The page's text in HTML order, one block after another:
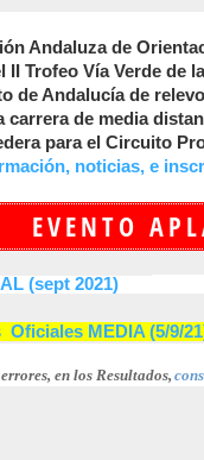
Andaluza de
II Trofeo Vía Verde de
de Andalucía de
carrera de media
para el Circuito
noticias, e
EVENTO
(sept 2021)
Oficiales MEDIA (5/9/
en los Resultados,